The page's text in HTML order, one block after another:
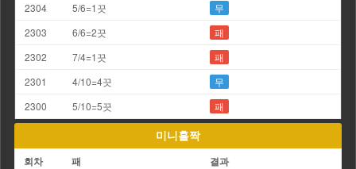
2304 5/6=1끗
무
2303
6/6=2끗
패
2302
7/4=1끗
패
2301
4/10=4끗
무
2300
5/10=5끗 패
미니홀짝
회차 패 결과